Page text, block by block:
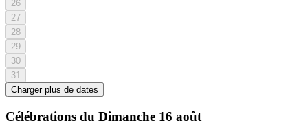
26
27
28
29
30
31
Charger plus de dates
Célébrations du Dimanche 16 août